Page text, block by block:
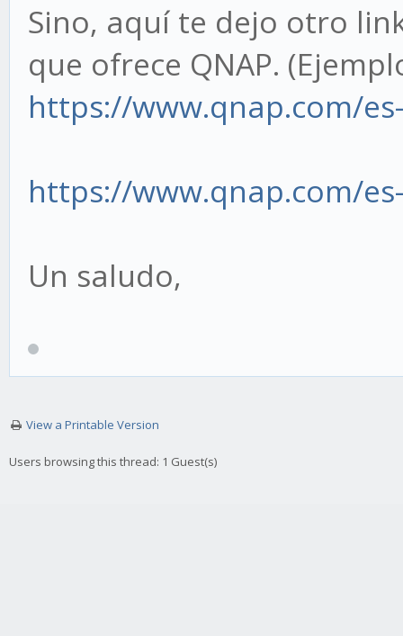
Sino, aquí te dejo otro
que ofrece QNAP.
https://www.qnap.com/
https://www.qnap.com/
Un saludo,
View a Printable Version
Users browsing this thread: 1 Guest(s)